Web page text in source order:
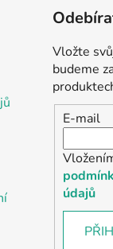
Vložte
budeme
E-mail
údajů